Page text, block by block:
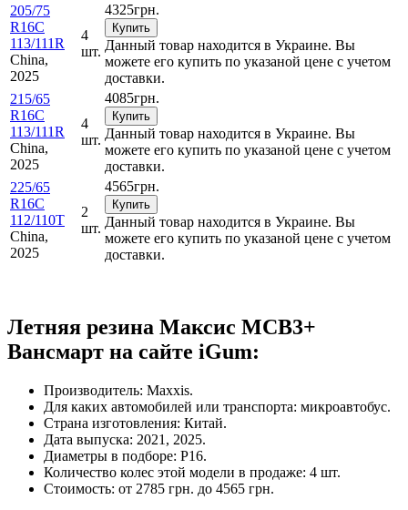
205/75
R16C
113/111R
China,
2025
4
шт.
4325грн.
Купить
Данный товар находится в Украине. Вы
можете его купить по указаной цене с учетом
доставки.
215/65
R16C
113/111R
China,
2025
4
шт.
4085грн.
Купить
Данный товар находится в Украине. Вы
можете его купить по указаной цене с учетом
доставки.
225/65
R16C
112/110T
China,
2025
2
шт.
4565грн.
Купить
Данный товар находится в Украине. Вы
можете его купить по указаной цене с учетом
доставки.
Летняя резина Максис МСВ3+
Вансмарт на сайте iGum:
Производитель: Maxxis.
Для каких автомобилей или транспорта: микроавтобус.
Страна изготовления: Китай.
Дата выпуска: 2021, 2025.
Диаметры в подборе: Р16.
Количество колес этой модели в продаже: 4 шт.
Стоимость: от 2785 грн. до 4565 грн.